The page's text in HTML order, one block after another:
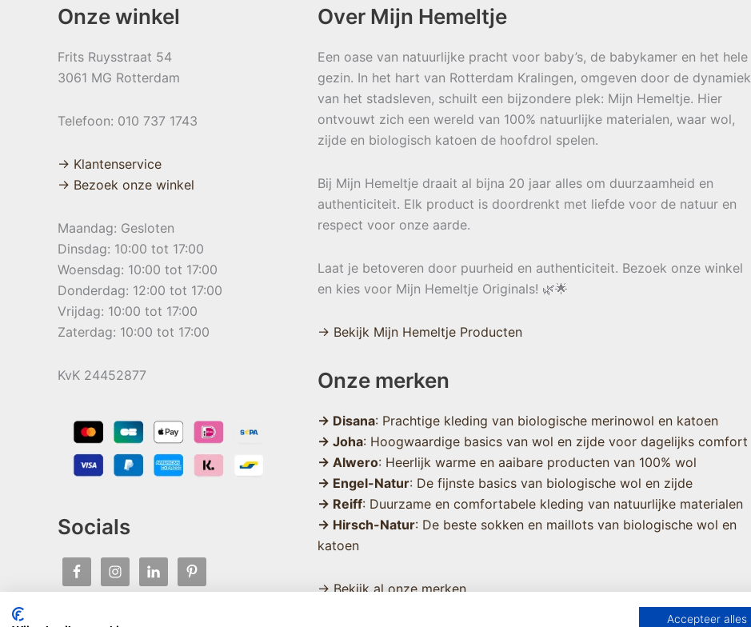
Onze winkel
Frits Ruysstraat 54
3061 MG Rotterdam
Telefoon: 010 737 1743
→ Klantenservice
→ Bezoek onze winkel
Maandag: Gesloten
Dinsdag: 10:00 tot 17:00
Woensdag: 10:00 tot 17:00
Donderdag: 12:00 tot 17:00
Vrijdag: 10:00 tot 17:00
Zaterdag: 10:00 tot 17:00
KvK 24452877
Socials
Over Mijn Hemeltje
Een oase van natuurlijke pracht voor baby’s, de babykamer en het hele
gezin. In het hart van Rotterdam Kralingen, omgeven door de dynamiek
van het stadsleven, schuilt een bijzondere plek: Mijn Hemeltje. Hier
ontvouwt zich een wereld van 100% natuurlijke materialen, waar wol,
zijde en biologisch katoen de hoofdrol spelen.
Bij Mijn Hemeltje draait al bijna 20 jaar alles om duurzaamheid en
authenticiteit. Elk product is doordrenkt met liefde voor de natuur en
respect voor onze aarde.
Laat je betoveren door puurheid en authenticiteit. Bezoek onze winkel
en kies voor Mijn Hemeltje Originals! 🌿🌟
→ Bekijk Mijn Hemeltje Producten
Onze merken
→ Disana: Prachtige kleding van biologische merinowol en katoen
→ Joha: Hoogwaardige basics van wol en zijde voor dagelijks comfort
→ Alwero: Heerlijk warme en aaibare producten van 100% wol
→ Engel-Natur: De fijnste basics van biologische wol en zijde
→ Reiff: Duurzame en comfortabele kleding van natuurlijke materialen
→ Hirsch-Natur: De beste sokken en maillots van biologische wol en
katoen
→ Bekijk al onze merken
Accepteer alles